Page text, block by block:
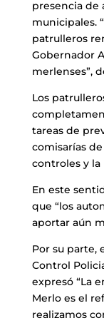
presencia de
municipales.
patrulleros
Gobernador
merlenses”,
Los
tareas de
comisarías
controles y
En este
que “los
aportar aún
Por su parte,
Control
expresó “La
Merlo es el
realizamos